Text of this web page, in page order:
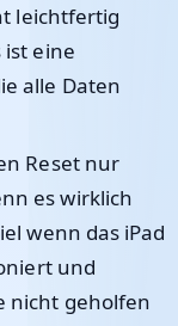
leichtfertig
eine
alle Daten
Reset nur
es wirklich
wenn das iPad
und
nicht geholfen